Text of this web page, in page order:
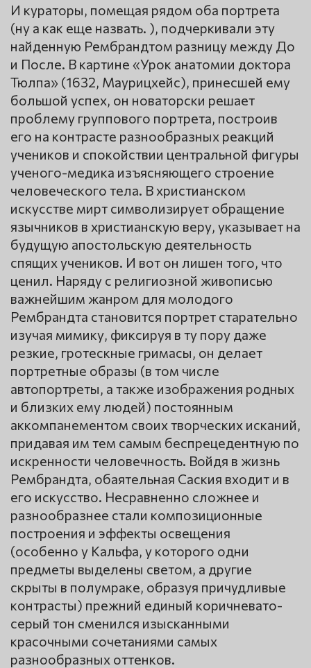
И кураторы, помещая рядом оба портрета
(ну а как еще назвать. ), подчеркивали эту
найденную Рембрандтом разницу между До
и После. В картине «Урок анатомии доктора
Тюлпа» (1632, Маурицхейс), принесшей ему
большой успех, он новаторски решает
проблему группового портрета, построив
его на контрасте разнообразных реакций
учеников и спокойствии центральной фигуры
ученого-медика изъясняющего строение
человеческого тела. В христианском
искусстве мирт символизирует обращение
язычников в христианскую веру, указывает на
будущую апостольскую деятельность
спящих учеников. И вот он лишен того, что
ценил. Наряду с религиозной живописью
важнейшим жанром для молодого
Рембрандта становится портрет старательно
изучая мимику, фиксируя в ту пору даже
резкие, гротескные гримасы, он делает
портретные образы (в том числе
автопортреты, а также изображения родных
и близких ему людей) постоянным
аккомпанементом своих творческих исканий,
придавая им тем самым беспрецедентную по
искренности человечность. Войдя в жизнь
Рембрандта, обаятельная Саския входит и в
его искусство. Несравненно сложнее и
разнообразнее стали композиционные
построения и эффекты освещения
(особенно у Кальфа, у которого одни
предметы выделены светом, а другие
скрыты в полумраке, образуя причудливые
контрасты) прежний единый коричневато-
серый тон сменился изысканными
красочными сочетаниями самых
разнообразных оттенков.